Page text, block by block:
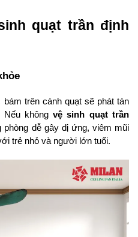
quạt trần định
trên cánh quạt sẽ phát tán
Nếu không vệ sinh quạt trần
dễ gây dị ứng, viêm mũi
trẻ nhỏ và người lớn tuổi.